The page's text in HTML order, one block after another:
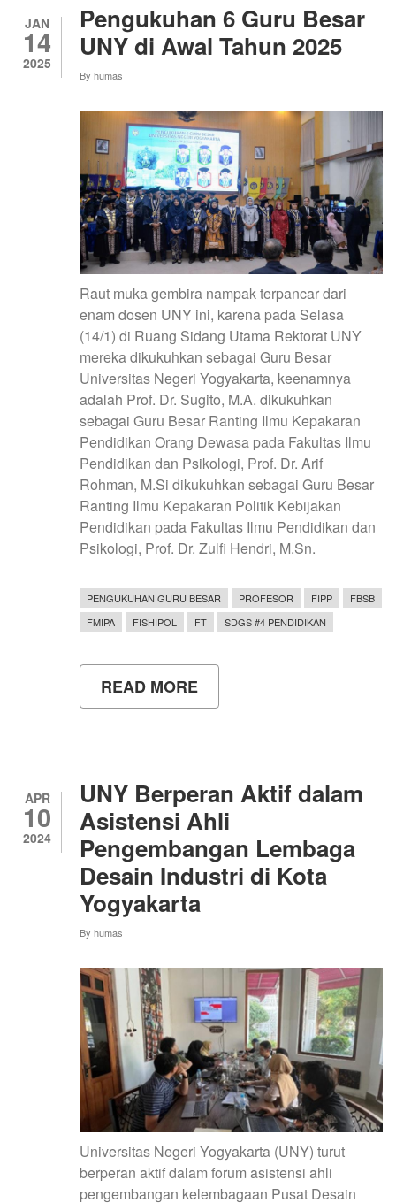
SUPARDI,
M.PD
JAN
14
2025
Pengukuhan 6 Guru Besar
UNY di Awal Tahun 2025
By humas
Raut muka gembira nampak terpancar dari
enam dosen UNY ini, karena pada Selasa
(14/1) di Ruang Sidang Utama Rektorat UNY
mereka dikukuhkan sebagai Guru Besar
Universitas Negeri Yogyakarta, keenamnya
adalah Prof. Dr. Sugito, M.A. dikukuhkan
sebagai Guru Besar Ranting Ilmu Kepakaran
Pendidikan Orang Dewasa pada Fakultas Ilmu
Pendidikan dan Psikologi, Prof. Dr. Arif
Rohman, M.Si dikukuhkan sebagai Guru Besar
Ranting Ilmu Kepakaran Politik Kebijakan
Pendidikan pada Fakultas Ilmu Pendidikan dan
Psikologi, Prof. Dr. Zulfi Hendri, M.Sn.
PENGUKUHAN GURU BESAR PROFESOR FIPP
FBSB
FMIPA
FISHIPOL FT SDGS #4 PENDIDIKAN
READ MORE
PENGUKUHAN
AWAL
TAHUN
2025
APR
10
2024
UNY Berperan Aktif dalam
Asistensi Ahli
Pengembangan Lembaga
Desain Industri di Kota
Yogyakarta
By humas
Universitas Negeri Yogyakarta (UNY) turut
berperan aktif dalam forum asistensi ahli
pengembangan kelembagaan Pusat Desain